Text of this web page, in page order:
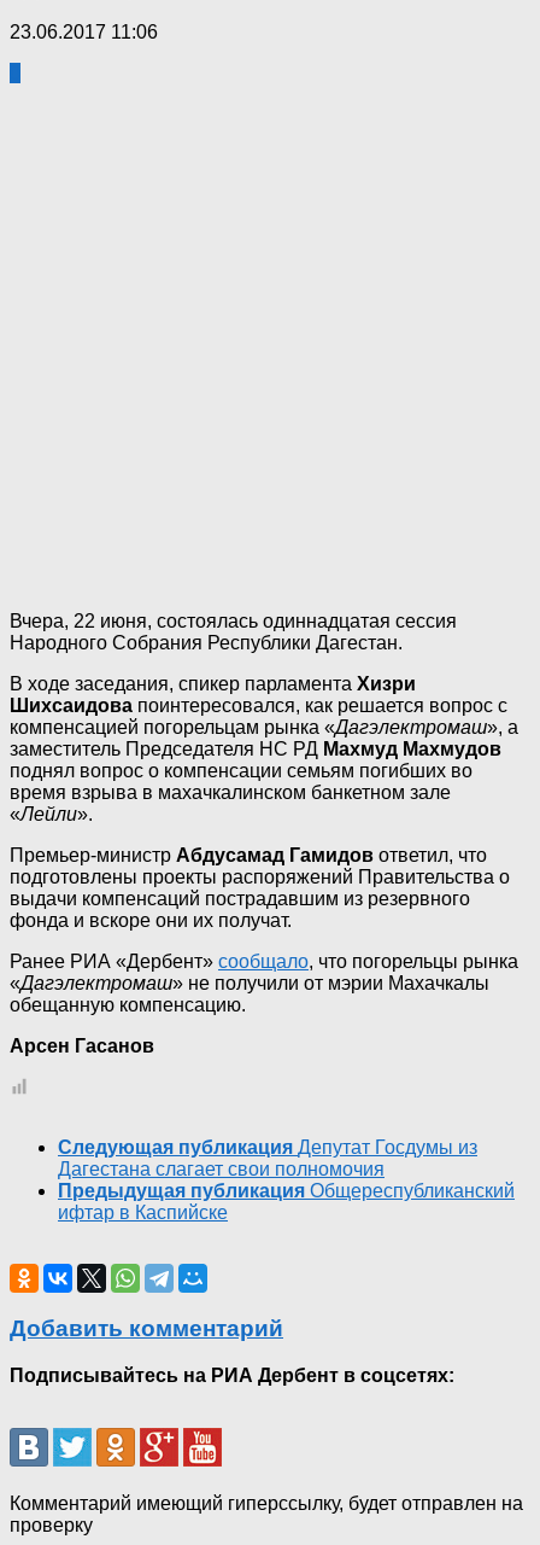
23.06.2017 11:06
Вчера, 22 июня, состоялась одиннадцатая сессия
Народного Собрания Республики Дагестан.
В ходе заседания, спикер парламента Хизри
Шихсаидова поинтересовался, как решается вопрос с
компенсацией погорельцам рынка «Дагэлектромаш», а
заместитель Председателя НС РД Махмуд Махмудов
поднял вопрос о компенсации семьям погибших во
время взрыва в махачкалинском банкетном зале
«Лейли».
Премьер-министр Абдусамад Гамидов ответил, что
подготовлены проекты распоряжений Правительства о
выдачи компенсаций пострадавшим из резервного
фонда и вскоре они их получат.
Ранее РИА «Дербент» сообщало, что погорельцы рынка
«Дагэлектромаш» не получили от мэрии Махачкалы
обещанную компенсацию.
Арсен Гасанов
Следующая публикация Депутат Госдумы из
Дагестана слагает свои полномочия
Предыдущая публикация Общереспубликанский
ифтар в Каспийске
Добавить комментарий
Подписывайтесь на РИА Дербент в соцсетях:
Комментарий имеющий гиперссылку, будет отправлен на
проверку